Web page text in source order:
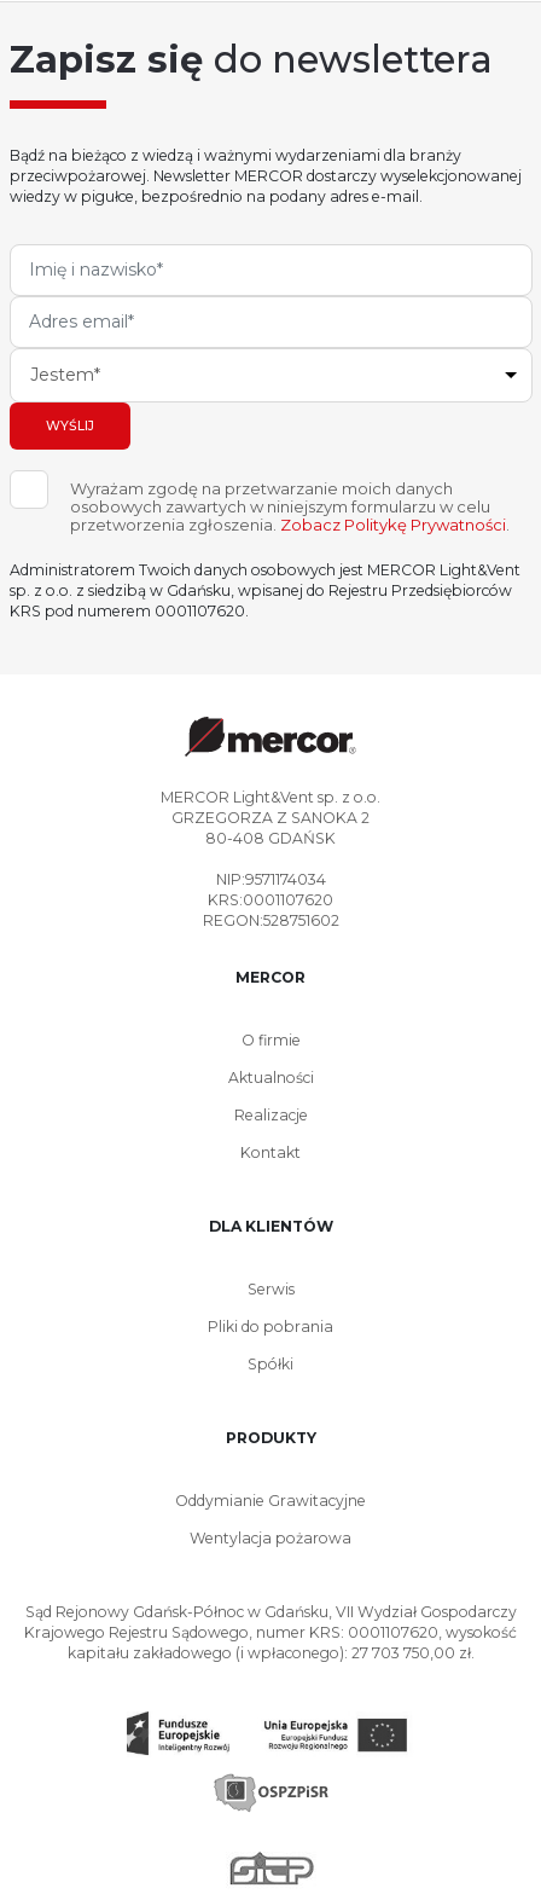
Zapisz się do newslettera
Bądź na bieżąco z wiedzą i ważnymi wydarzeniami dla branży
przeciwpożarowej. Newsletter MERCOR dostarczy wyselekcjonowanej
wiedzy w pigułce, bezpośrednio na podany adres e-mail.
Jestem*
WYŚLIJ
Wyrażam zgodę na przetwarzanie moich danych
osobowych zawartych w niniejszym formularzu w celu
przetworzenia zgłoszenia. Zobacz Politykę Prywatności.
Administratorem Twoich danych osobowych jest MERCOR Light&Vent
sp. z o.o. z siedzibą w Gdańsku, wpisanej do Rejestru Przedsiębiorców
KRS pod numerem 0001107620.
MERCOR Light&Vent sp. z o.o.
GRZEGORZA Z SANOKA 2
80-408 GDAŃSK
NIP:9571174034
KRS:0001107620
REGON:528751602
MERCOR
O firmie
Aktualności
Realizacje
Kontakt
DLA KLIENTÓW
Serwis
Pliki do pobrania
Spółki
PRODUKTY
Oddymianie Grawitacyjne
Wentylacja pożarowa
Sąd Rejonowy Gdańsk-Północ w Gdańsku, VII Wydział Gospodarczy
Krajowego Rejestru Sądowego, numer KRS: 0001107620, wysokość
kapitału zakładowego (i wpłaconego): 27 703 750,00 zł.